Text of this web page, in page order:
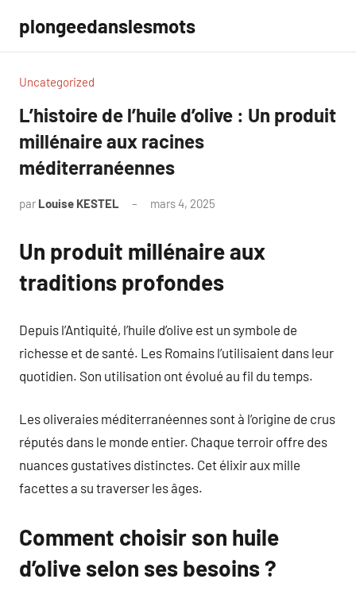
contenu
plongeedanslesmots
Uncategorized
L’histoire de l’huile d’olive : Un produit
millénaire aux racines
méditerranéennes
par Louise KESTEL mars 4, 2025
Un produit millénaire aux
traditions profondes
Depuis l’Antiquité, l’huile d’olive est un symbole de
richesse et de santé. Les Romains l’utilisaient dans leur
quotidien. Son utilisation ont évolué au fil du temps.
Les oliveraies méditerranéennes sont à l’origine de crus
réputés dans le monde entier. Chaque terroir offre des
nuances gustatives distinctes. Cet élixir aux mille
facettes a su traverser les âges.
Comment choisir son huile
d’olive selon ses besoins ?